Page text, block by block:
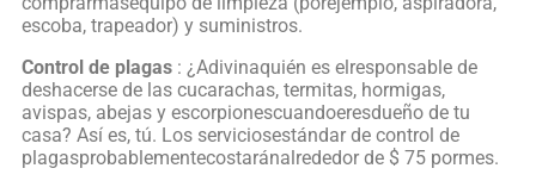
escoba, trapeador) y suministros.
Control de plagas : ¿Adivinaquién es elresponsable de
deshacerse de las cucarachas, termitas, hormigas,
avispas, abejas y escorpionescuandoeresdueño de tu
casa? Así es, tú. Los serviciosestándar de control de
plagasprobablementecostaránalrededor de $ 75 pormes.